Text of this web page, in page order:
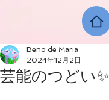
芸能のつどい✨
Beno de Maria
2024年12月2日